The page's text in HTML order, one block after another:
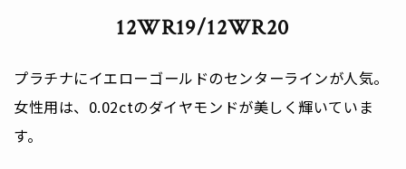
12WR19/12WR20
プラチナにイエローゴールドのセンターラインが人気。
女性用は、0.02ctのダイヤモンドが美しく輝いていま
す。